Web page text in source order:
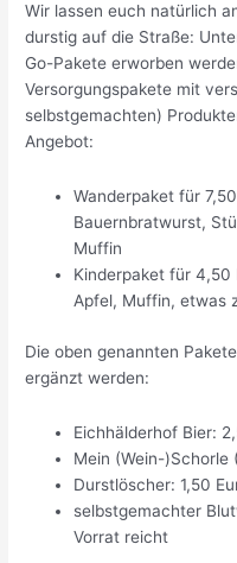
Wir lassen euch natürlich
durstig auf die Straße:
Go-Pakete erworben
Versorgungspakete mit
selbstgemachten)
Angebot:
Wanderpaket für
Bauernbratwurst,
Muffin
Kinderpaket für 4,50
Apfel, Muffin, etwas
Die oben genannten
ergänzt werden:
Eichhälderhof Bier:
Mein (Wein-)Schorle
Durstlöscher: 1,50
selbstgemachter
Vorrat reicht